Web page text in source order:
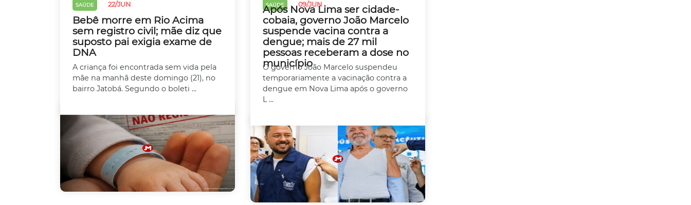
SAÚDE 22/JUN
Bebê morre em Rio Acima
sem registro civil; mãe diz que
suposto pai exigia exame de
DNA
A criança foi encontrada sem vida pela
mãe na manhã deste domingo (21), no
bairro Jatobá. Segundo o boleti ...
SAÚDE 09/JUN
Após Nova Lima ser cidade-
cobaia, governo João Marcelo
suspende vacina contra a
dengue; mais de 27 mil
pessoas receberam a dose no
município
O governo João Marcelo suspendeu
temporariamente a vacinação contra a
dengue em Nova Lima após o governo
L ...